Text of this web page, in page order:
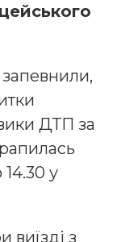
запевнили,
ДТП за
у
виїзді з